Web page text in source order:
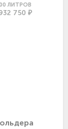
ЛИТРОВ
750 ₽